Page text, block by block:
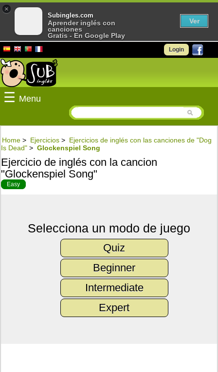
Login
☰ Menu
Home > Ejercicios > Ejercicios de inglés con las canciones de "Dog
Is Dead" > Glockenspiel Song
Ejercicio de inglés con la cancion
"Glockenspiel Song"
Easy
Selecciona un modo de juego
Quiz
Beginner
Intermediate
Expert
×
Subingles.com
Aprender inglés con
canciones
Gratis - En Google Play
Ver